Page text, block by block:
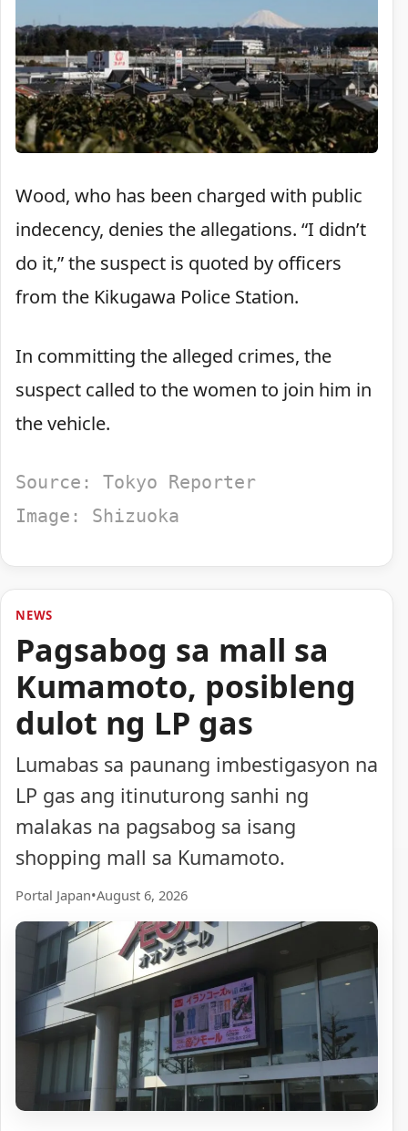
Wood, who has been charged with public
indecency, denies the allegations. “I didn’t
do it,” the suspect is quoted by officers
from the Kikugawa Police Station.
In committing the alleged crimes, the
suspect called to the women to join him in
the vehicle.
Source: Tokyo Reporter
Image: Shizuoka
NEWS
Pagsabog sa mall sa
Kumamoto, posibleng
dulot ng LP gas
Lumabas sa paunang imbestigasyon na
LP gas ang itinuturong sanhi ng
malakas na pagsabog sa isang
shopping mall sa Kumamoto.
Portal Japan•August 6, 2026